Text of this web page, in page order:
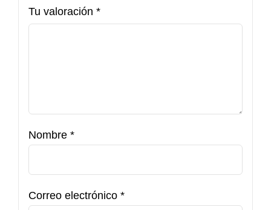
Tu valoración *
Nombre *
Correo electrónico *